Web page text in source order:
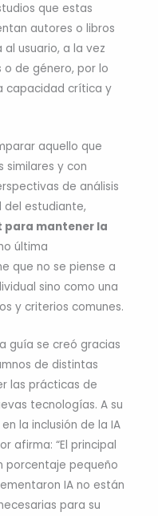
que estas
autores o libros
usuario, a la vez
de género, por lo
capacidad crítica y
aquello que
similares y con
de análisis
del estudiante,
para mantener la
última
que no se piense a
sino como una
y criterios comunes.
guía se creó gracias
de distintas
las prácticas de
tecnologías. A su
la inclusión de la IA
afirma: “El principal
porcentaje pequeño
IA no están
para su